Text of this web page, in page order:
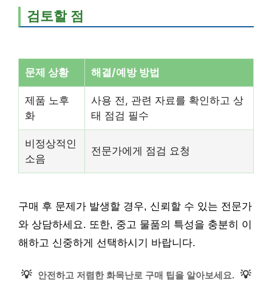
검토할 점
문제 상황 해결/예방 방법
제품 노후
화
사용 전, 관련 자료를 확인하고 상
태 점검 필수
비정상적인
소음
전문가에게 점검 요청
구매 후 문제가 발생할 경우, 신뢰할 수 있는 전문가
와 상담하세요. 또한, 중고 물품의 특성을 충분히 이
해하고 신중하게 선택하시기 바랍니다.
💡 안전하고 저렴한 화목난로 구매 팁을 알아보세요. 💡